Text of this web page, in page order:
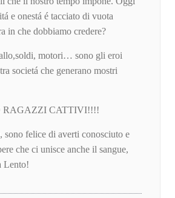
e onestá é tacciato di vuota
in che dobbiamo credere?
motori… sono gli eroi
societá che generano mostri
RAGAZZI CATTIVI!!!!
sono felice di averti conosciuto e
che ci unisce anche il sangue,
Lento!